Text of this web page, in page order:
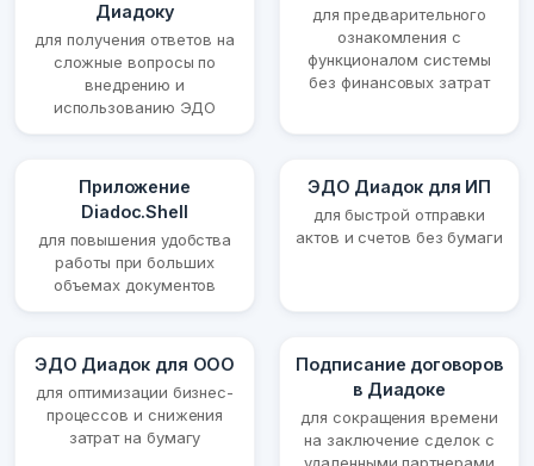
Диадоку
для получения ответов на
сложные вопросы по
внедрению и
использованию ЭДО
для предварительного
ознакомления с
функционалом системы
без финансовых затрат
Приложение
Diadoc.Shell
для повышения удобства
работы при больших
объемах документов
ЭДО Диадок для ИП
для быстрой отправки
актов и счетов без бумаги
ЭДО Диадок для ООО
для оптимизации бизнес-
процессов и снижения
затрат на бумагу
Подписание договоров
в Диадоке
для сокращения времени
на заключение сделок с